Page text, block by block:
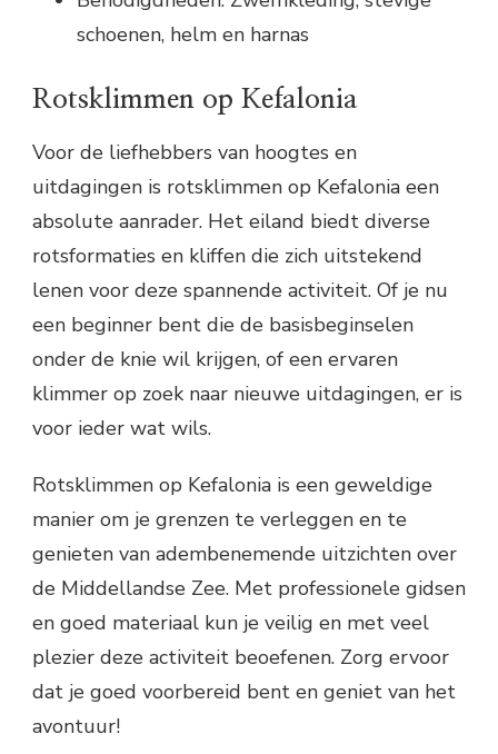
schoenen, helm en harnas
Rotsklimmen op Kefalonia
Voor de liefhebbers van hoogtes en
uitdagingen is rotsklimmen op Kefalonia een
absolute aanrader. Het eiland biedt diverse
rotsformaties en kliffen die zich uitstekend
lenen voor deze spannende activiteit. Of je nu
een beginner bent die de basisbeginselen
onder de knie wil krijgen, of een ervaren
klimmer op zoek naar nieuwe uitdagingen, er is
voor ieder wat wils.
Rotsklimmen op Kefalonia is een geweldige
manier om je grenzen te verleggen en te
genieten van adembenemende uitzichten over
de Middellandse Zee. Met professionele gidsen
en goed materiaal kun je veilig en met veel
plezier deze activiteit beoefenen. Zorg ervoor
dat je goed voorbereid bent en geniet van het
avontuur!